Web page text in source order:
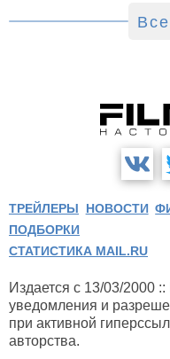
ТРЕЙЛЕРЫ НОВОСТИ
ПОДБОРКИ
СТАТИСТИКА MAIL.RU
Издается с 13/03/2000
уведомления и
при активной
авторства.